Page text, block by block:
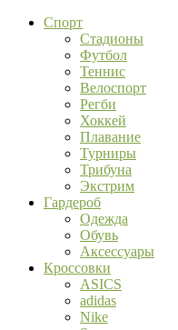
Спорт
Стадионы
Футбол
Теннис
Велоспорт
Регби
Хоккей
Плавание
Турниры
Трибуна
Экстрим
Гардероб
Одежда
Обувь
Аксессуары
Кроссовки
ASICS
adidas
Nike